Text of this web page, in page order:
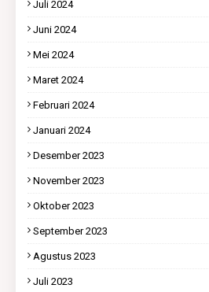
Juli 2024
Juni 2024
Mei 2024
Maret 2024
Februari 2024
Januari 2024
Desember 2023
November 2023
Oktober 2023
September 2023
Agustus 2023
Juli 2023